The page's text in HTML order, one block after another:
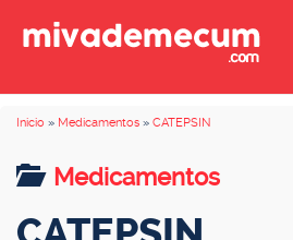
Inicio » Medicamentos » CATEPSIN
Medicamentos